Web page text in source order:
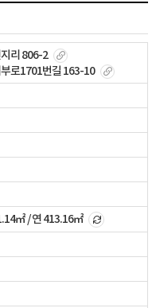
리 806-2
로1701번길 163-10
㎡/ 연413.16㎡